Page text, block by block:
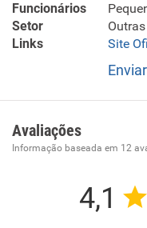
Funcionários
Setor
Links
Site
Treinamento artistico
Avaliações
Informação baseada em 12
4,1